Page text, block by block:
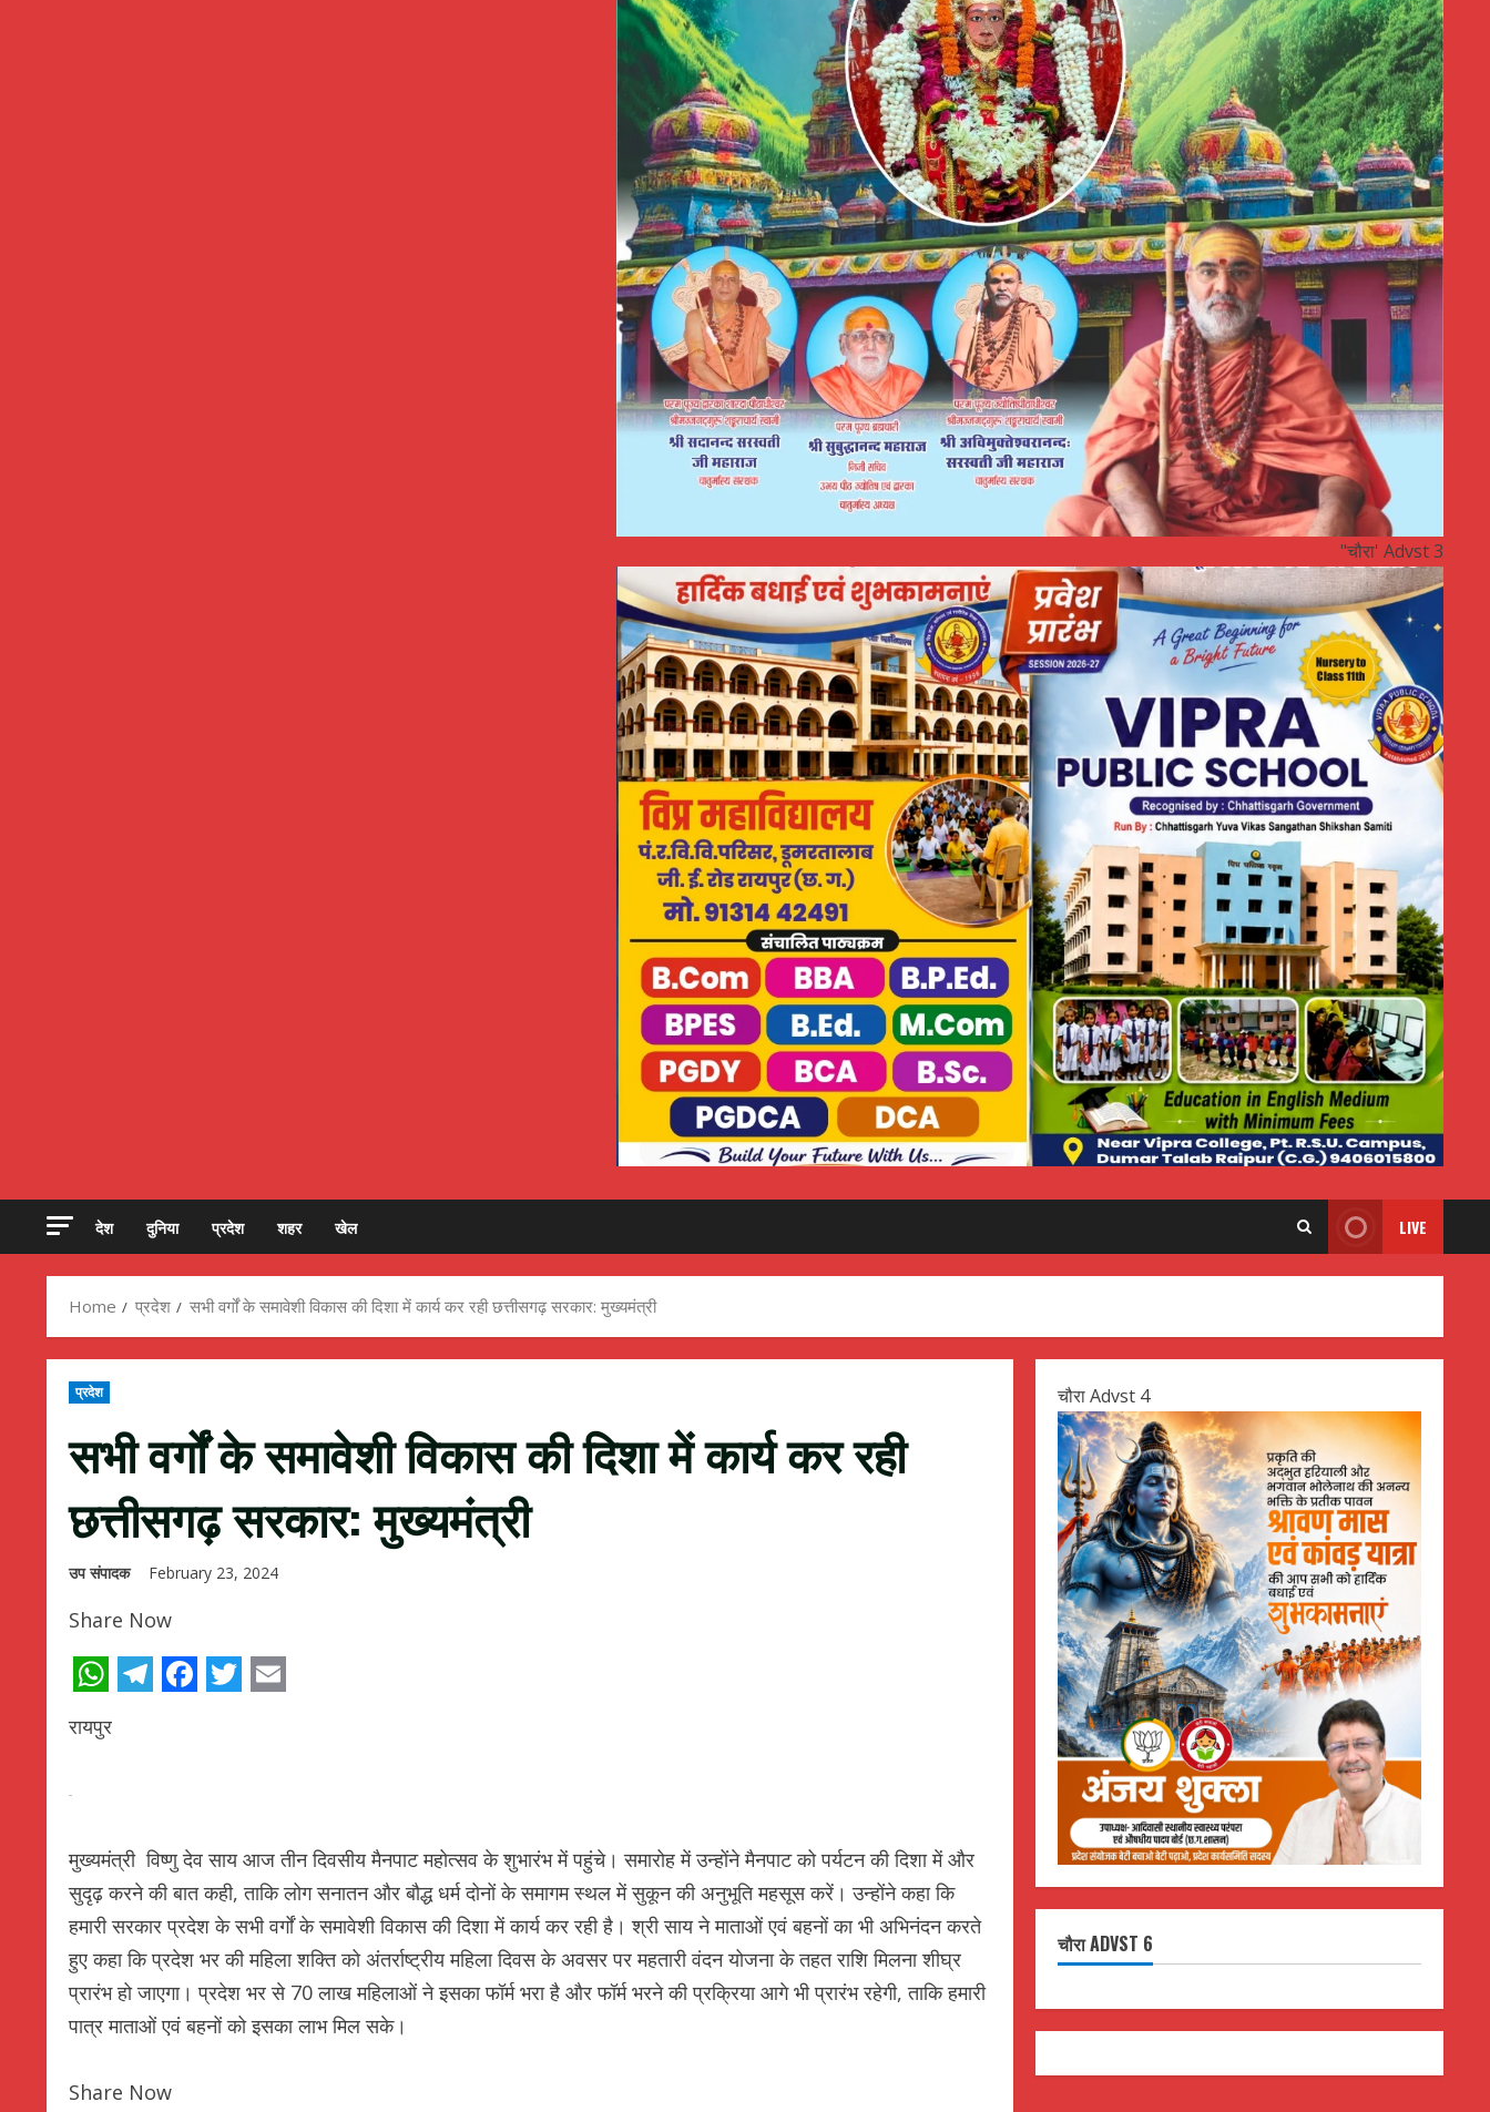
"चौरा' Advst 3
देश दुनिया प्रदेश शहर खेल LIVE
Home प्रदेश सभी वर्गों के समावेशी विकास की दिशा में कार्य कर रही छत्तीसगढ़ सरकार: मुख्यमंत्री
प्रदेश
सभी वर्गों के समावेशी विकास की दिशा में कार्य कर रही
छत्तीसगढ़ सरकार: मुख्यमंत्री
उप संपादक February 23, 2024
Share Now
WhatsApp
रायपुर
मुख्यमंत्री विष्णु देव साय आज तीन दिवसीय मैनपाट महोत्सव के शुभारंभ में पहुंचे। समारोह में उन्होंने मैनपाट को पर्यटन की दिशा में और
सुदृढ़ करने की बात कही, ताकि लोग सनातन और बौद्ध धर्म दोनों के समागम स्थल में सुकून की अनुभूति महसूस करें। उन्होंने कहा कि
हमारी सरकार प्रदेश के सभी वर्गों के समावेशी विकास की दिशा में कार्य कर रही है। श्री साय ने माताओं एवं बहनों का भी अभिनंदन करते
हुए कहा कि प्रदेश भर की महिला शक्ति को अंतर्राष्ट्रीय महिला दिवस के अवसर पर महतारी वंदन योजना के तहत राशि मिलना शीघ्र
प्रारंभ हो जाएगा। प्रदेश भर से 70 लाख महिलाओं ने इसका फॉर्म भरा है और फॉर्म भरने की प्रक्रिया आगे भी प्रारंभ रहेगी, ताकि हमारी
पात्र माताओं एवं बहनों को इसका लाभ मिल सके।
Share Now
चौरा Advst 4
चौरा ADVST 6